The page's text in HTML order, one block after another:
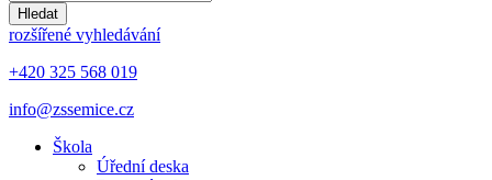
Hledat
rozšířené vyhledávání
+420 325 568 019
info@zssemice.cz
Škola
Úřední deska